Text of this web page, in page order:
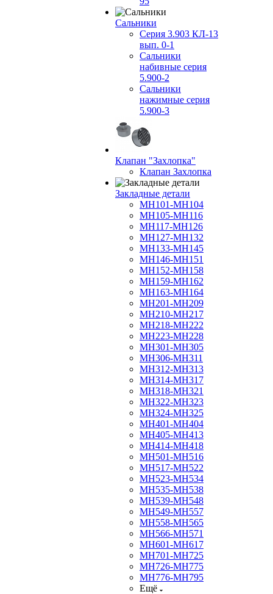
Сальники
Серия 3.903 КЛ-13
вып. 0-1
Сальники
набивные серия
5.900-2
Сальники
нажимные серия
5.900-3
Клапан "Захлопка"
Клапан Захлопка
Закладные детали
МН101-МН104
МН105-МН116
МН117-МН126
МН127-МН132
МН133-МН145
МН146-МН151
МН152-МН158
МН159-МН162
МН163-МН164
МН201-МН209
МН210-МН217
МН218-МН222
МН223-МН228
МН301-МН305
МН306-МН311
МН312-МН313
МН314-МН317
МН318-МН321
МН322-МН323
МН324-МН325
МН401-МН404
МН405-МН413
МН414-МН418
МН501-МН516
МН517-МН522
МН523-МН534
МН535-МН538
МН539-МН548
МН549-МН557
МН558-МН565
МН566-МН571
МН601-МН617
МН701-МН725
МН726-МН775
МН776-МН795
Ещё